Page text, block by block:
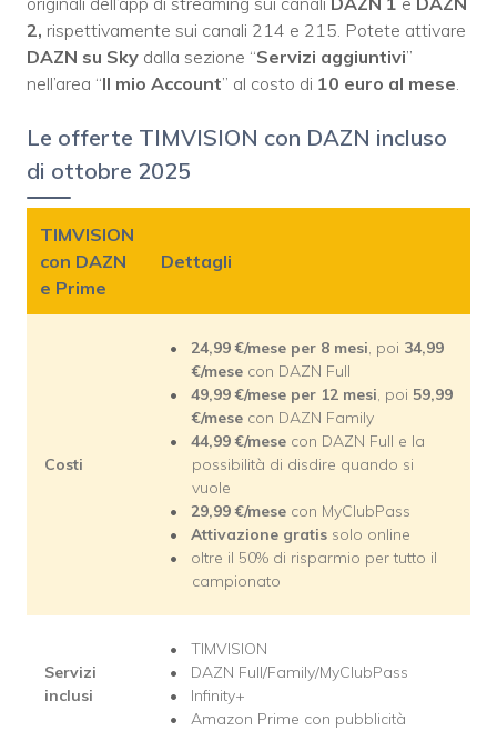
2, rispettivamente sui canali 214 e 215. Potete attivare
DAZN su Sky dalla sezione “Servizi aggiuntivi”
nell’area “Il mio Account” al costo di 10 euro al mese.
Le offerte TIMVISION con DAZN incluso
di ottobre 2025
TIMVISION
con DAZN
e Prime
Dettagli
Costi
24,99 €/mese per 8 mesi, poi 34,99
€/mese con DAZN Full
49,99 €/mese per 12 mesi, poi 59,99
€/mese con DAZN Family
44,99 €/mese con DAZN Full e la
possibilità di disdire quando si
vuole
29,99 €/mese con MyClubPass
Attivazione gratis solo online
oltre il 50% di risparmio per tutto il
campionato
Servizi
inclusi
TIMVISION
DAZN Full/Family/MyClubPass
Infinity+
Amazon Prime con pubblicità